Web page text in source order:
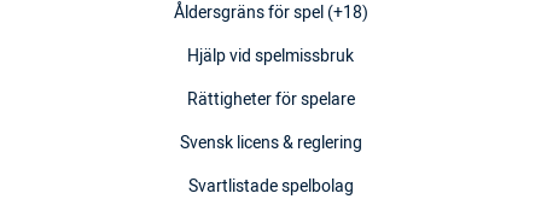
Åldersgräns för spel (+18)
Hjälp vid spelmissbruk
Rättigheter för spelare
Svensk licens & reglering
Svartlistade spelbolag